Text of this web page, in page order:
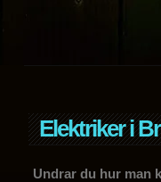
Elektriker i
Undrar du hur man